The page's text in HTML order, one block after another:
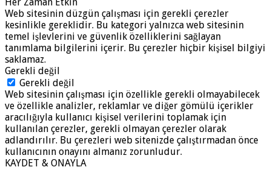
Web sitesinin düzgün çalışması için gerekli çerezler
kesinlikle gereklidir. Bu kategori yalnızca web sitesinin
temel işlevlerini ve güvenlik özelliklerini sağlayan
tanımlama bilgilerini içerir. Bu çerezler hiçbir kişisel bilgiyi
saklamaz.
Gerekli değil
Gerekli değil
Web sitesinin çalışması için özellikle gerekli olmayabilecek
ve özellikle analizler, reklamlar ve diğer gömülü içerikler
aracılığıyla kullanıcı kişisel verilerini toplamak için
kullanılan çerezler, gerekli olmayan çerezler olarak
adlandırılır. Bu çerezleri web sitenizde çalıştırmadan önce
kullanıcının onayını almanız zorunludur.
KAYDET & ONAYLA